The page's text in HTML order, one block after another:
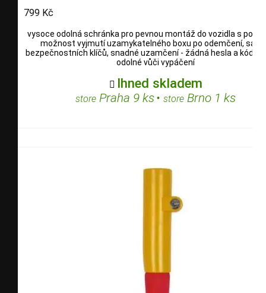
799 Kč
vysoce odolná schránka pro pevnou montáž do vozidla s
možnost vyjmutí uzamykatelného boxu po odemčení, sada
bezpečnostních klíčů, snadné uzamčení - žádná hesla a kódy,
odolné vůči vypáčení
 Ihned skladem
store Praha 9 ks• store Brno 1 ks